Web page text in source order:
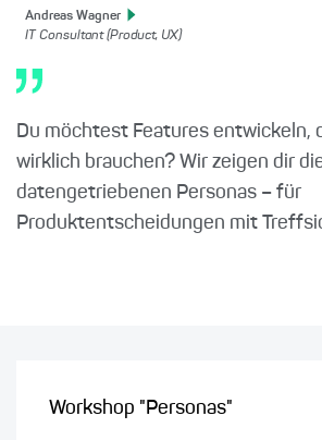
Andreas Wagner
IT Consultant (Product, UX)
Du möchtest Features entwickeln,
wirklich brauchen? Wir zeigen dir
datengetriebenen Personas – für
Produktentscheidungen mit
Workshop "Personas"